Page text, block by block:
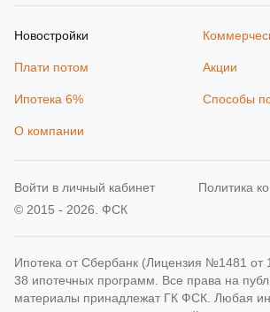
Новостройки
Плати потом Акции
Ипотека 6% Способы
О компании
© 2015 - 2026. ФСК
Политика
Ипотека от Сбербанк (Лицензия №1481 от
38 ипотечных программ. Все права на
материалы принадлежат ГК ФСК. Любая
Войти в личный кабинет